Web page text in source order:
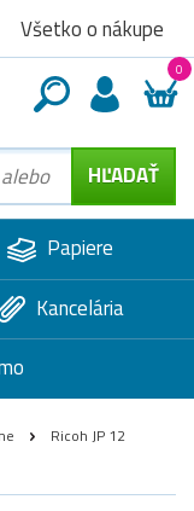
Všetko o nákupe
0
Papiere
Kancelária
Ricoh JP 12